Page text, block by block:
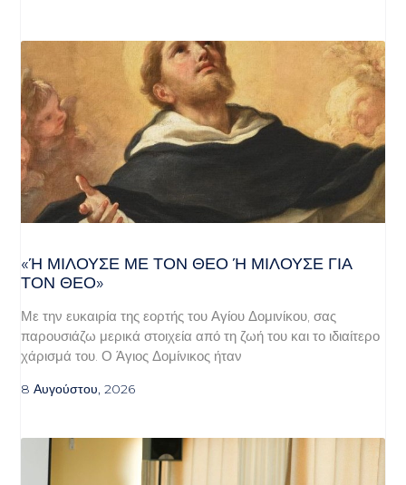
«Ή ΜΙΛΟΎΣΕ ΜΕ ΤΟΝ ΘΕΌ Ή ΜΙΛΟΎΣΕ ΓΙΑ ΤΟ
Ν ΘΕΌ»
Με την ευκαιρία της εορτής του Αγίου Δομινίκου, σας
παρουσιάζω μερικά στοιχεία από τη ζωή του και το ιδιαίτερο
χάρισμά του. Ο Άγιος Δομίνικος ήταν
8 Αυγούστου, 2026